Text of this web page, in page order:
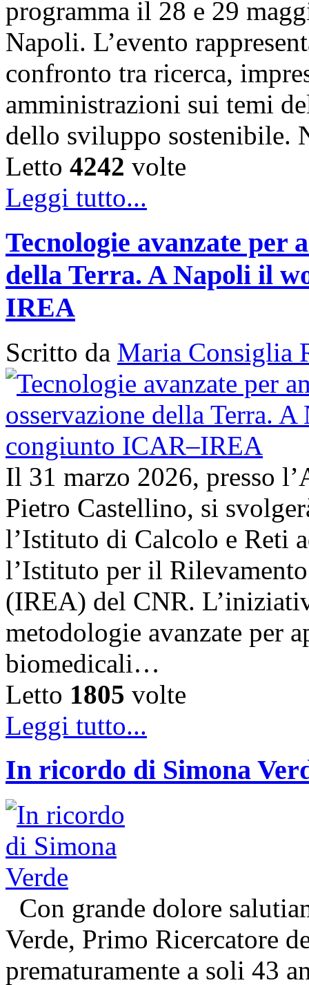
programma il 28 e 29
Napoli. L’evento
confronto tra ricerca,
amministrazioni sui temi
dello sviluppo sostenibile.
Letto 4242 volte
Leggi tutto...
Tecnologie avanzate per
della Terra. A Napoli il
IREA
Scritto da Maria Consiglia
Il 31 marzo 2026, presso
Pietro Castellino, si
l’Istituto di Calcolo e Reti
l’Istituto per il
(IREA) del CNR.
metodologie avanzate per
biomedicali…
Letto 1805 volte
Leggi tutto...
In ricordo di Simona
Con grande dolore
Verde, Primo Ricercatore
prematuramente a soli 43